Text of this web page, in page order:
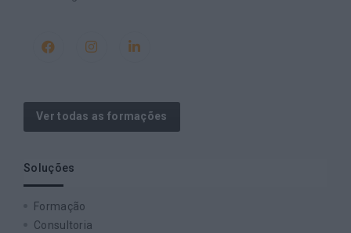
Ver todas as formações
Soluções
Formação
Consultoria